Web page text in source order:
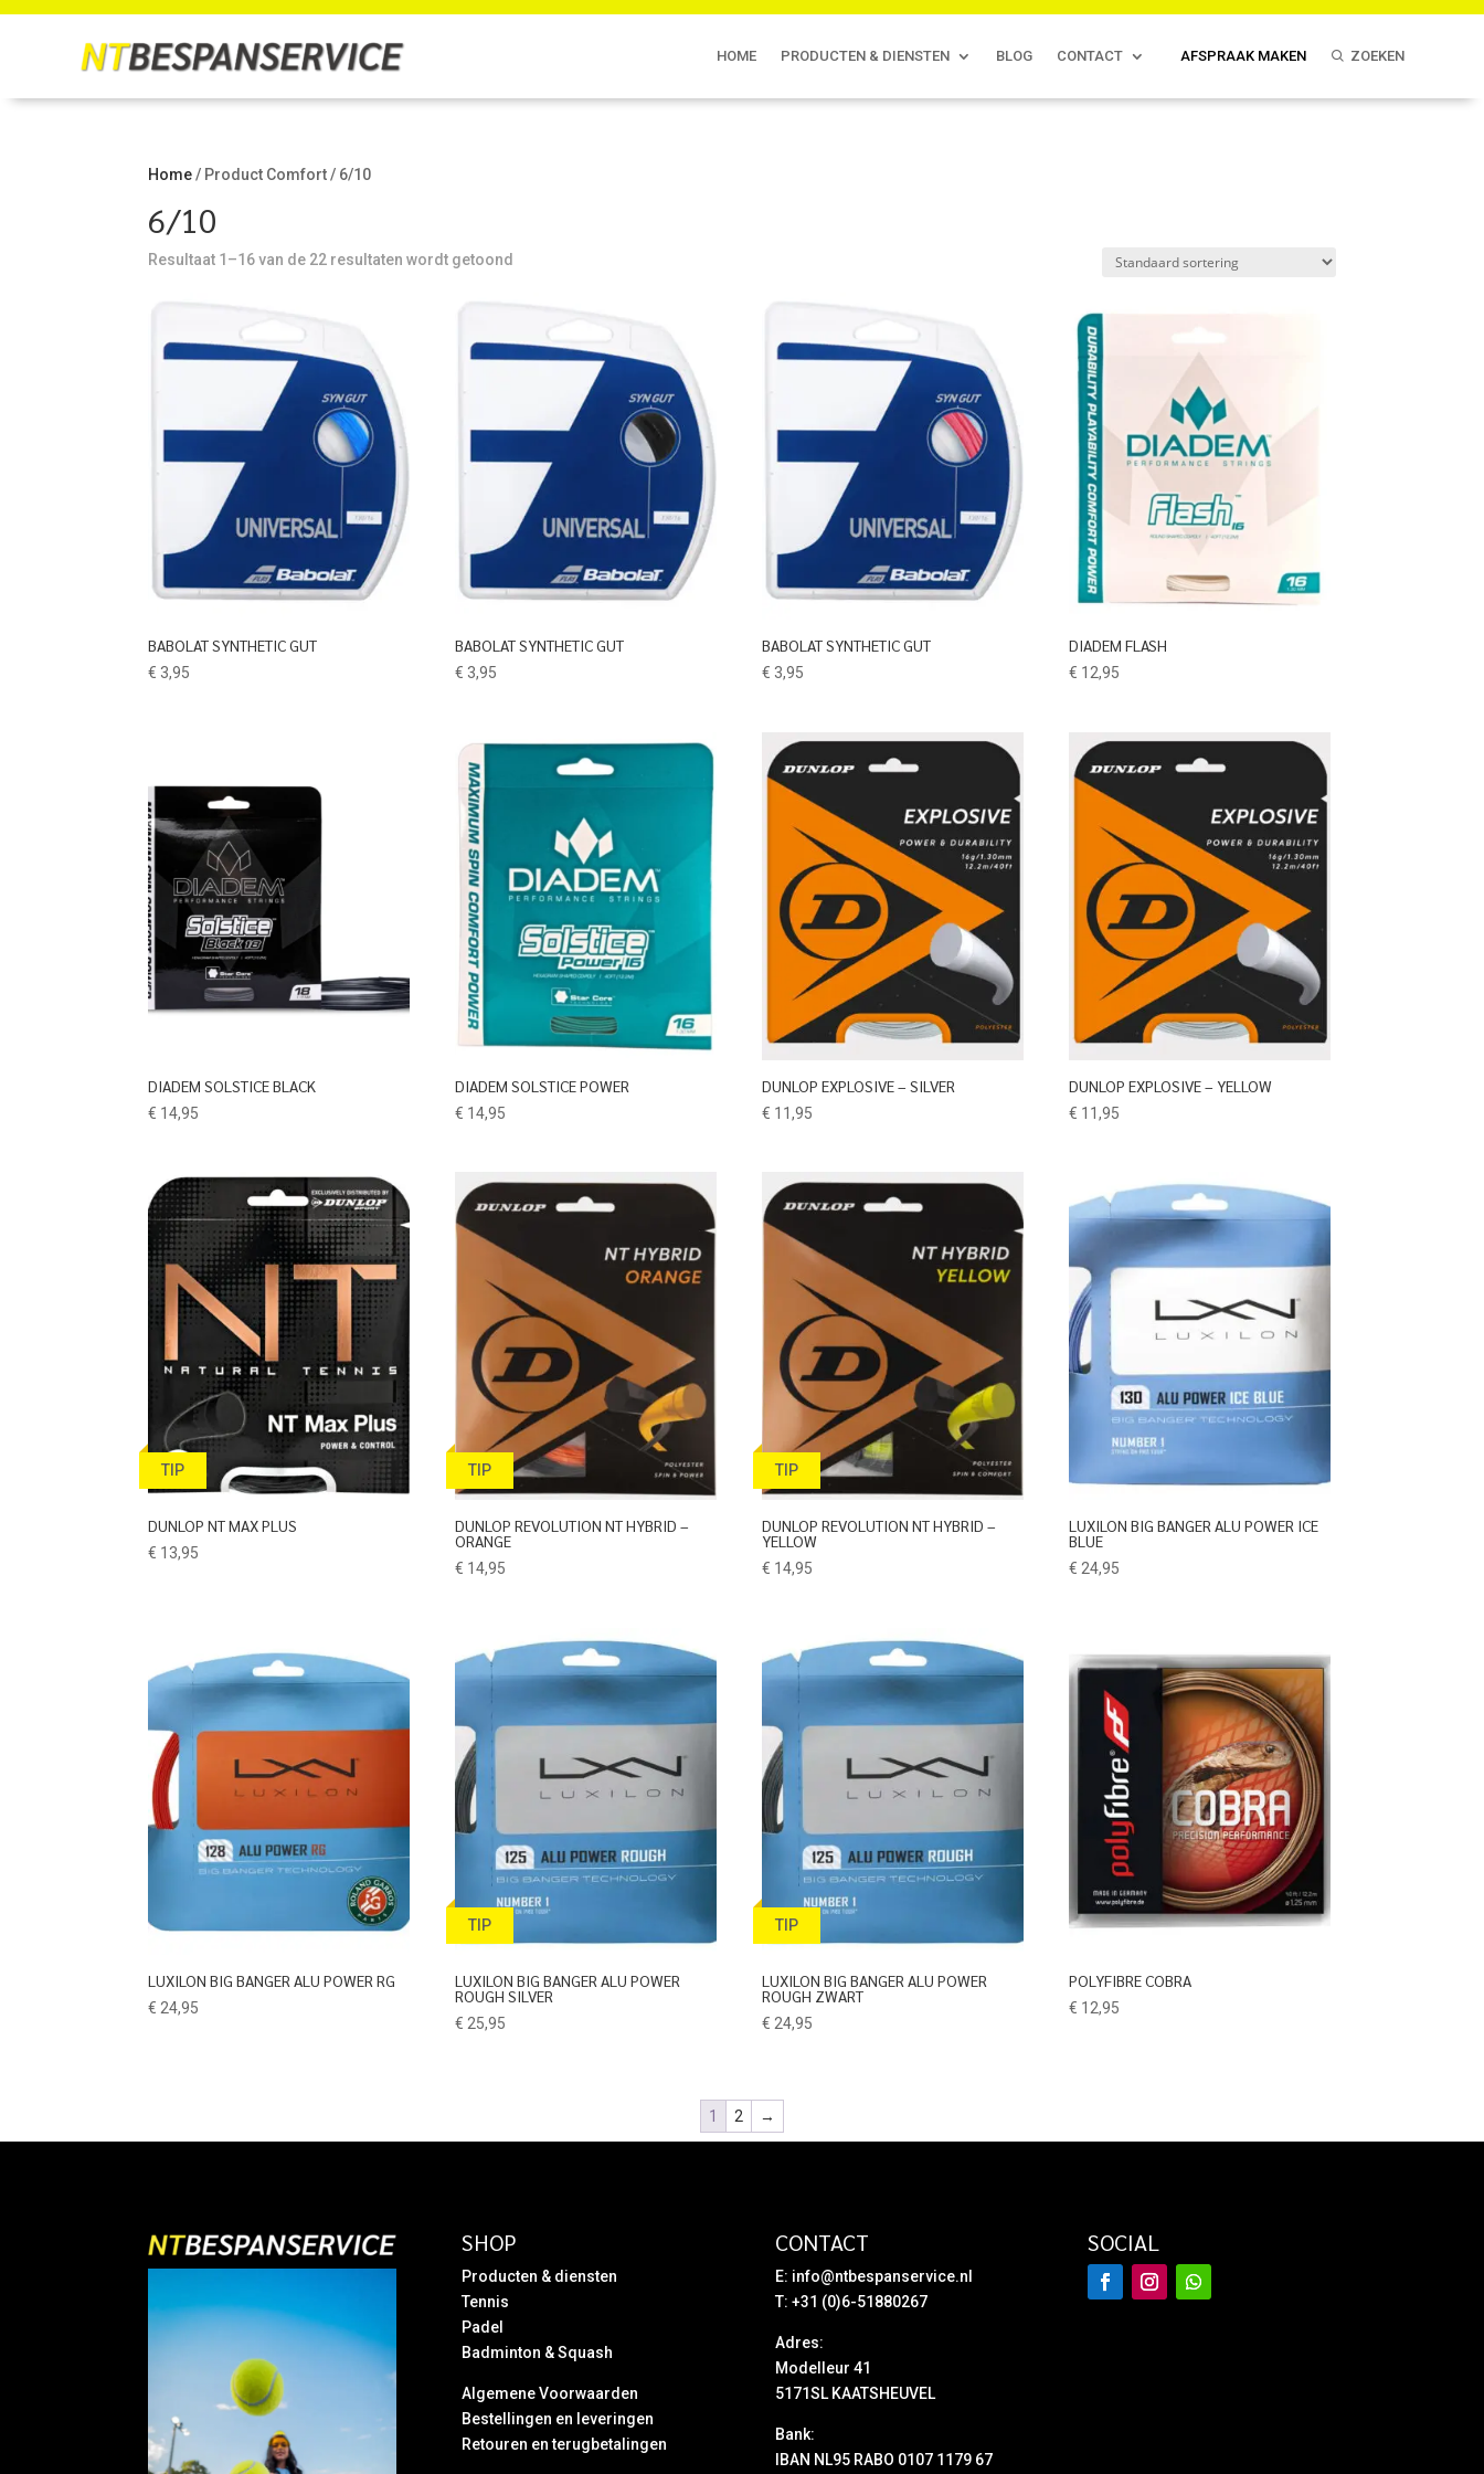
HOME PRODUCTEN & DIENSTEN BLOG CONTACT AFSPRAAK MAKEN ZOEKEN
Home/ Product Comfort / 6/10
6/10
Resultaat 1–16 van de 22 resultaten wordt getoond
BABOLAT SYNTHETIC GUT
€ 3,95
BABOLAT SYNTHETIC GUT
€ 3,95
BABOLAT SYNTHETIC GUT
€ 3,95
DIADEM FLASH
€ 12,95
DIADEM SOLSTICE BLACK
€ 14,95
DIADEM SOLSTICE POWER
€ 14,95
DUNLOP EXPLOSIVE – SILVER
€ 11,95
DUNLOP EXPLOSIVE – YELLOW
€ 11,95
TIP
DUNLOP NT MAX PLUS
€ 13,95
TIP
DUNLOP REVOLUTION NT HYBRID –
ORANGE
€ 14,95
TIP
DUNLOP REVOLUTION NT HYBRID –
YELLOW
€ 14,95
LUXILON BIG BANGER ALU POWER ICE
BLUE
€ 24,95
LUXILON BIG BANGER ALU POWER RG
€ 24,95
TIP
LUXILON BIG BANGER ALU POWER
ROUGH SILVER
€ 25,95
TIP
LUXILON BIG BANGER ALU POWER
ROUGH ZWART
€ 24,95
POLYFIBRE COBRA
€ 12,95
1 2 →
SHOP
Producten & diensten
Tennis
Padel
Badminton & Squash
Algemene Voorwaarden
Bestellingen en leveringen
Retouren en terugbetalingen
CONTACT
E: info@ntbespanservice.nl
T: +31 (0)6-51880267
Adres:
Modelleur 41
5171SL KAATSHEUVEL
Bank:
IBAN NL95 RABO 0107 1179 67
SOCIAL